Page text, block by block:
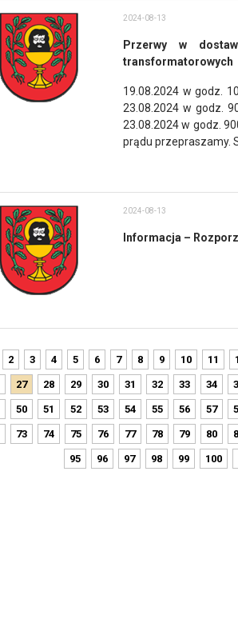
2024-08-13
Przerwy w
transformatorowych
19.08.2024 w godz.
23.08.2024 w godz.
23.08.2024 w godz.
prądu przepraszamy.
2024-08-13
Informacja –
2 3 4 5 6 7 8 9 10 11
27 28 29 30 31 32 33 34
50 51 52 53 54 55 56 57
73 74 75 76 77 78 79 80
95 96 97 98 99 100